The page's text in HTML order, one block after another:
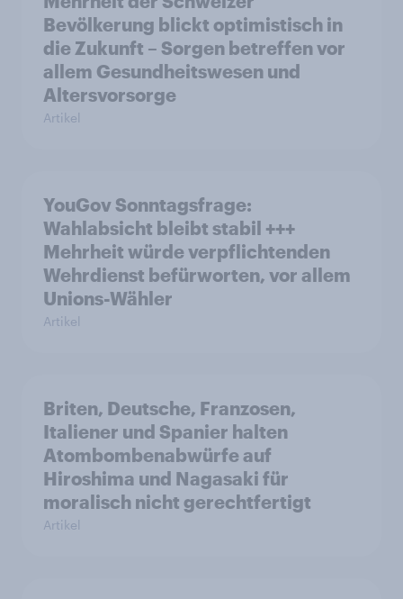
Bevölkerung blickt optimistisch in
die Zukunft – Sorgen betreffen vor
allem Gesundheitswesen und
Altersvorsorge
Artikel
YouGov Sonntagsfrage:
Wahlabsicht bleibt stabil +++
Mehrheit würde verpflichtenden
Wehrdienst befürworten, vor allem
Unions-Wähler
Artikel
Briten, Deutsche, Franzosen,
Italiener und Spanier halten
Atombombenabwürfe auf
Hiroshima und Nagasaki für
moralisch nicht gerechtfertigt
Artikel